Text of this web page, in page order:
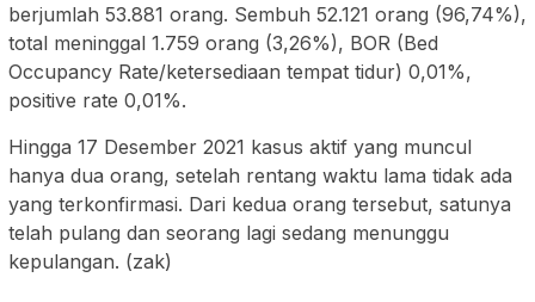
berjumlah 53.881 orang. Sembuh 52.121 orang (96,74%),
total meninggal 1.759 orang (3,26%), BOR (Bed
Occupancy Rate/ketersediaan tempat tidur) 0,01%,
positive rate 0,01%.
Hingga 17 Desember 2021 kasus aktif yang muncul
hanya dua orang, setelah rentang waktu lama tidak ada
yang terkonfirmasi. Dari kedua orang tersebut, satunya
telah pulang dan seorang lagi sedang menunggu
kepulangan. (zak)